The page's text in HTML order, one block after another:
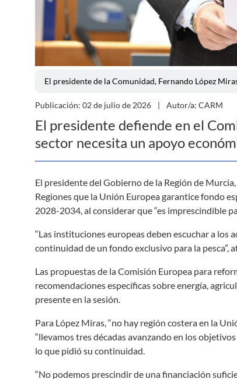
El presidente de la Comunidad, Fernando López
Publicación: 02 de julio de 2026 Autor/a: CARM
El presidente defiende en el
sector necesita un apoyo
El presidente del Gobierno de la Región de
Regiones que la Unión Europea garantice fondo
2028-2034, al considerar que “es imprescindible
“Las instituciones europeas deben escuchar a los
continuidad de un fondo exclusivo para la
Las propuestas de la Comisión Europea para
recomendaciones específicas sobre energía,
presente en la sesión.
Para López Miras, “no hay región costera en la
“llevamos tres décadas avanzando en los
lo que pidió su continuidad.
“No podemos prescindir de una financiación